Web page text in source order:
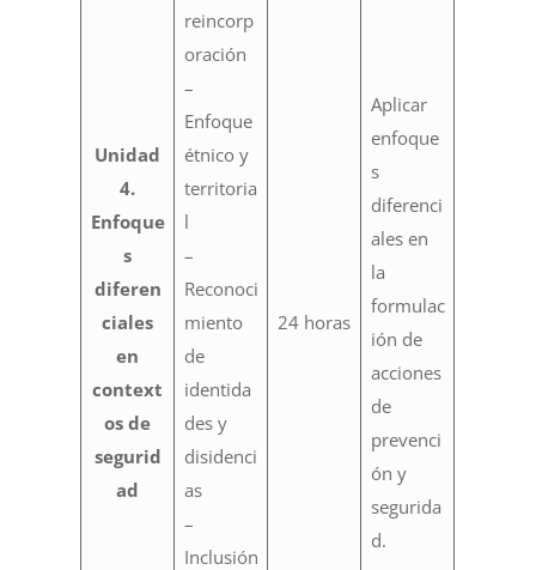
Unidad
4.
Enfoque
s
diferen
ciales
en
context
os de
segurid
ad
reincorp
oración
–
Enfoque
étnico y
territoria
l
–
Reconoci
miento
de
identida
des y
disidenci
as
–
Inclusión
24 horas
Aplicar
enfoque
s
diferenci
ales en
la
formulac
ión de
acciones
de
prevenci
ón y
segurida
d.